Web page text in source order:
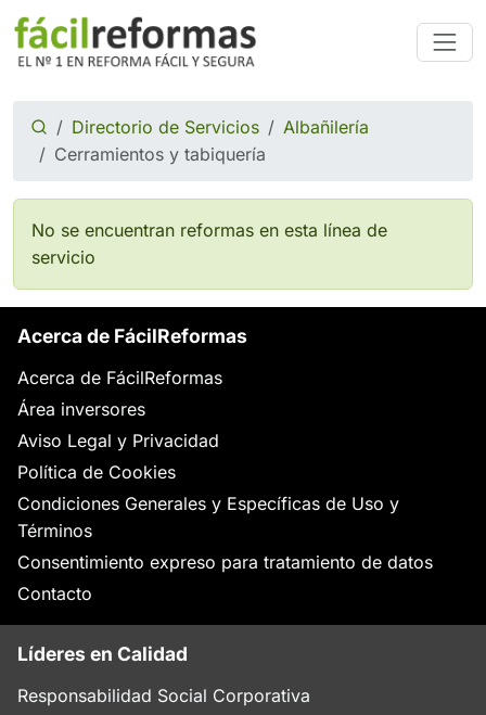
Directorio de Servicios
Albañilería
Cerramientos y tabiquería
No se encuentran reformas en esta línea de
servicio
Acerca de FácilReformas
Acerca de FácilReformas
Área inversores
Aviso Legal y Privacidad
Política de Cookies
Condiciones Generales y Específicas de Uso y
Términos
Consentimiento expreso para tratamiento de datos
Contacto
Líderes en Calidad
Responsabilidad Social Corporativa